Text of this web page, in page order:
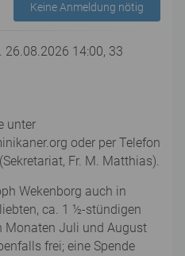
Keine Anmeldung nötig
26.08.2026 14:00, 33
unter
oder per Telefon
Fr. M. Matthias).
Wekenborg auch in
ca. 1 ½-stündigen
Monaten Juli und August
frei; eine Spende